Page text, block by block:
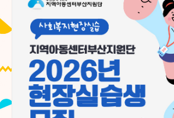
아동이행복한 세상,
지역아동센터부산지원단
이
지역아동센터부산지원단은
부산지역 16개 구·군의 모든 지역아동센터, 협동돌
아이들의 성장과 돌봄이 흔들리지 않도록 현장의 곁에서
아동이행복한 세상,
지역아동센터부산지원단
이
지역아동센터부산지원단은
부산지역 16개 구·군의 모든 지역아동센터, 협동돌
아이들의 성장과 돌봄이 흔들리지 않도록 현장의 곁에서